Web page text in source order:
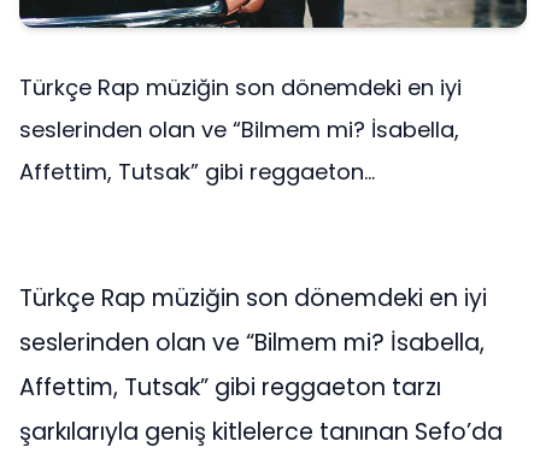
Türkçe Rap müziğin son dönemdeki en iyi
seslerinden olan ve “Bilmem mi? İsabella,
Affettim, Tutsak” gibi reggaeton...
Türkçe Rap müziğin son dönemdeki en iyi
seslerinden olan ve “Bilmem mi? İsabella,
Affettim, Tutsak” gibi reggaeton tarzı
şarkılarıyla geniş kitlelerce tanınan Sefo’da